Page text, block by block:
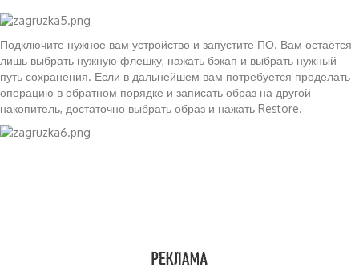
Подключите нужное вам устройство и запустите ПО. Вам остаётся
лишь выбрать нужную флешку, нажать бэкап и выбрать нужный
путь сохранения. Если в дальнейшем вам потребуется проделать
операцию в обратном порядке и записать образ на другой
накопитель, достаточно выбрать образ и нажать Restore.